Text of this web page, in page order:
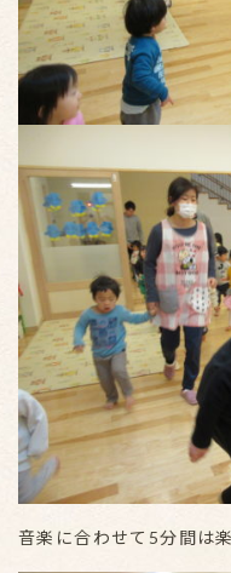
音楽に合わせて5分間は